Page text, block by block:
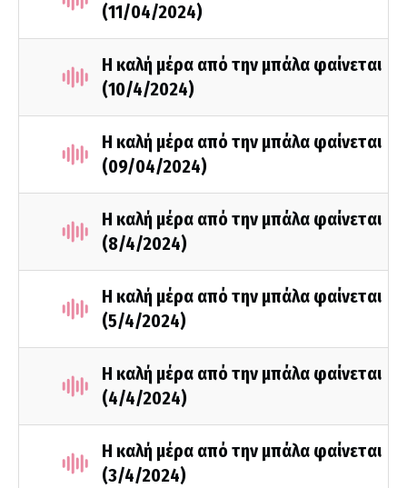
(11/04/2024)
Η καλή μέρα από την μπάλα φαίνεται
(10/4/2024)
Η καλή μέρα από την μπάλα φαίνεται
(09/04/2024)
Η καλή μέρα από την μπάλα φαίνεται
(8/4/2024)
Η καλή μέρα από την μπάλα φαίνεται
(5/4/2024)
Η καλή μέρα από την μπάλα φαίνεται
(4/4/2024)
Η καλή μέρα από την μπάλα φαίνεται
(3/4/2024)